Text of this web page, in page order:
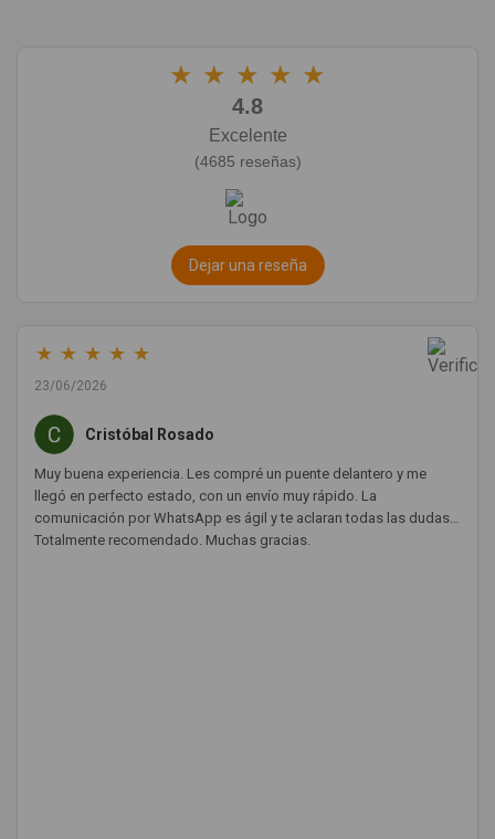
★ ★ ★ ★ ★
4.8
Excelente
(4685 reseñas)
Dejar una reseña
★ ★ ★ ★ ★
23/06/2026
Cristóbal Rosado
Muy buena experiencia. Les compré un puente delantero y me
llegó en perfecto estado, con un envío muy rápido. La
comunicación por WhatsApp es ágil y te aclaran todas las dudas.
Totalmente recomendado. Muchas gracias.